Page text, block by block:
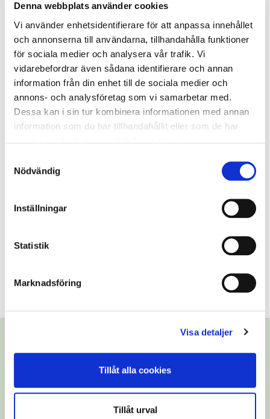
Denna webbplats använder cookies
Vi använder enhetsidentifierare för att anpassa innehållet
och annonserna till användarna, tillhandahålla funktioner
för sociala medier och analysera vår trafik. Vi
vidarebefordrar även sådana identifierare och annan
information från din enhet till de sociala medier och
annons- och analysföretag som vi samarbetar med.
Dessa kan i sin tur kombinera informationen med annan
information som du har tillhandahållit eller som de har
Nödvändig
Inställningar
Statistik
Marknadsföring
Visa detaljer
Tillåt alla cookies
Tillåt urval
Har du funderingar, frågor eller vill komma och hälsa på